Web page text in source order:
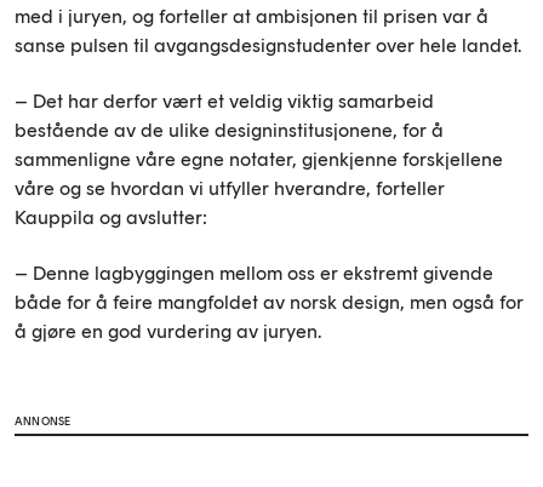
med i juryen, og forteller at ambisjonen til prisen var å
sanse pulsen til avgangsdesignstudenter over hele landet.
– Det har derfor vært et veldig viktig samarbeid
bestående av de ulike designinstitusjonene, for å
sammenligne våre egne notater, gjenkjenne forskjellene
våre og se hvordan vi utfyller hverandre, forteller
Kauppila og avslutter:
– Denne lagbyggingen mellom oss er ekstremt givende
både for å feire mangfoldet av norsk design, men også for
å gjøre en god vurdering av juryen.
ANNONSE